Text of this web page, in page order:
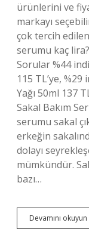
ürünlerini ve
markayı
çok tercih
serumu kaç
Sorular %44
115 TL’ye,
Yağı 50ml 137
Sakal Bakım
serumu sakal
erkeğin
dolayı
mümkündür.
bazı…
Devamını okuyun